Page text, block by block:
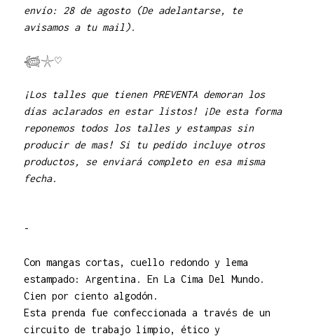
envío:
28 de agosto(De adelantarse, te
avisamos a tu mail).
𓆉𓇼♡
¡Los talles que tienen PREVENTA demoran los
días aclarados en estar listos! ¡De esta forma
reponemos todos los talles y estampas sin
producir de mas! Si tu pedido incluye otros
productos, se enviará completo en esa misma
fecha.
-
Con mangas cortas, cuello redondo y lema
estampado: Argentina. En La Cima Del Mundo.
Cien por ciento algodón.
Esta prenda fue confeccionada a través de un
circuito de trabajo limpio, ético y